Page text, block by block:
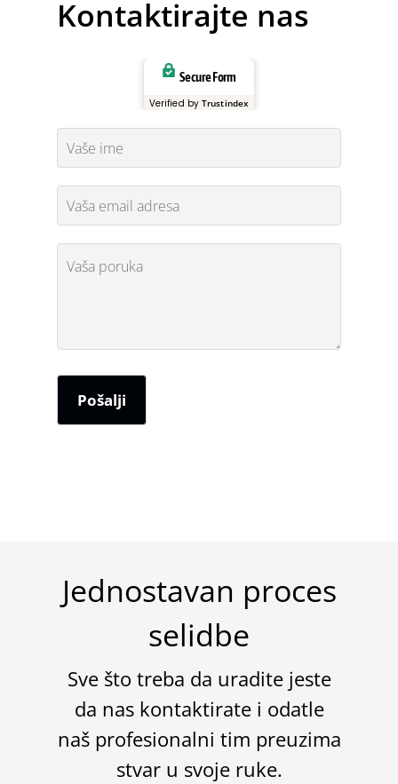
Kontaktirajte nas
Secure Form
Verified byTrustindex
Jednostavan proces
selidbe
Sve što treba da uradite jeste
da nas kontaktirate i odatle
naš profesionalni tim preuzima
stvar u svoje ruke.